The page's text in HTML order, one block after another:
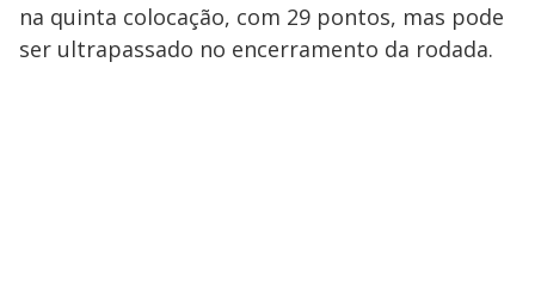
na quinta colocação, com 29 pontos, mas pode
ser ultrapassado no encerramento da rodada.